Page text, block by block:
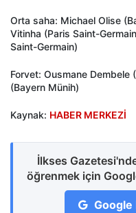
Orta saha: Michael Olise
Vitinha (Paris Saint-
Saint-Germain)
Forvet: Ousmane Dembele
(Bayern Münih)
Kaynak: HABER MERKEZİ
İlkses
öğrenmek için
Google